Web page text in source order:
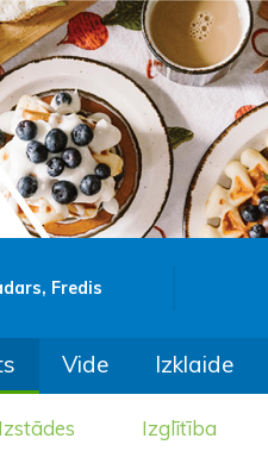
Fredis
Vide Izklaide
Izstādes Izglītība